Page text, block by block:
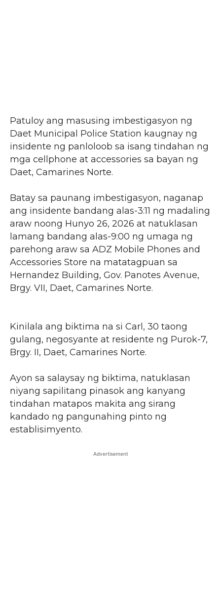
Patuloy ang masusing imbestigasyon ng
Daet Municipal Police Station kaugnay ng
insidente ng panloloob sa isang tindahan ng
mga cellphone at accessories sa bayan ng
Daet, Camarines Norte.
Batay sa paunang imbestigasyon, naganap
ang insidente bandang alas-3:11 ng madaling
araw noong Hunyo 26, 2026 at natuklasan
lamang bandang alas-9:00 ng umaga ng
parehong araw sa ADZ Mobile Phones and
Accessories Store na matatagpuan sa
Hernandez Building, Gov. Panotes Avenue,
Brgy. VII, Daet, Camarines Norte.
Kinilala ang biktima na si Carl, 30 taong
gulang, negosyante at residente ng Purok-7,
Brgy. II, Daet, Camarines Norte.
Ayon sa salaysay ng biktima, natuklasan
niyang sapilitang pinasok ang kanyang
tindahan matapos makita ang sirang
kandado ng pangunahing pinto ng
establisimyento.
Advertisement